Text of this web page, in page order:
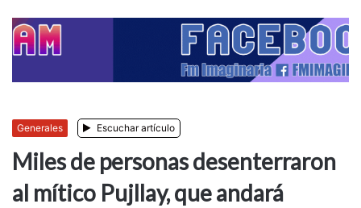
Generales Escuchar artículo
Miles de personas desenterraron
al mítico Pujllay, que andará